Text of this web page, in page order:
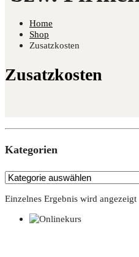
Home
Shop
Zusatzkosten
Zusatzkosten
Kate­go­rien
Einzelnes Ergebnis wird angezeigt